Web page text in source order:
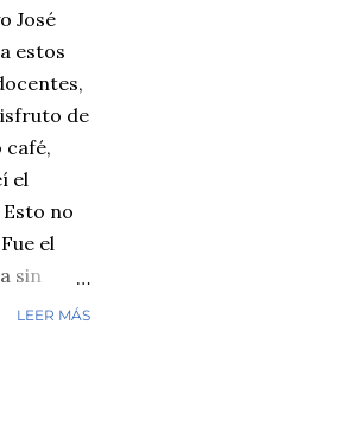
José
estos
de
café,
el
no
el
sin
de
LEER MÁS